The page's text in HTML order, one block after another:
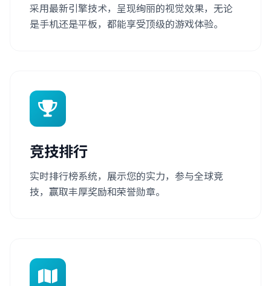
采用最新引擎技术，呈现绚丽的视觉效果，无论
是手机还是平板，都能享受顶级的游戏体验。
竞技排行
实时排行榜系统，展示您的实力，参与全球竞
技，赢取丰厚奖励和荣誉勋章。